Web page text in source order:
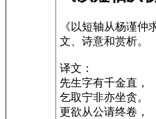
《以短轴从杨谨
文、诗意和赏析。
译文：
先生字有千金直，
乞取宁非亦坐贪。
更欲从公请终卷，